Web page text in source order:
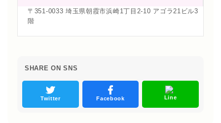
〒351-0033 埼玉県朝霞市浜崎1丁目2-10 アゴラ21ビル3
階
SHARE ON SNS
Twitter Facebook Line